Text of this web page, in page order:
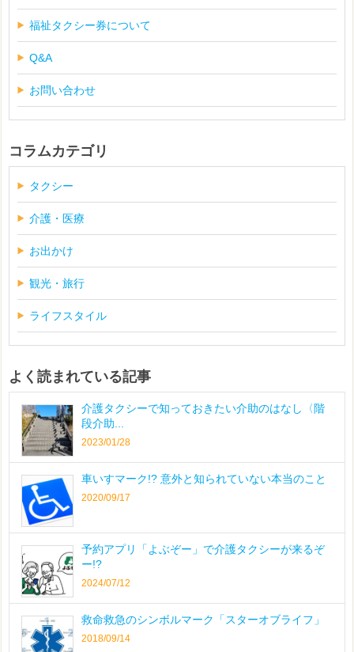
福祉タクシー券について
Q&A
お問い合わせ
コラムカテゴリ
タクシー
介護・医療
お出かけ
観光・旅行
ライフスタイル
よく読まれている記事
介護タクシーで知っておきたい介助のはなし〈階
段介助...
2023/01/28
車いすマーク!? 意外と知られていない本当のこと
2020/09/17
予約アプリ「よぶぞー」で介護タクシーが来るぞ
ー!?
2024/07/12
救命救急のシンボルマーク「スターオブライフ」
2018/09/14